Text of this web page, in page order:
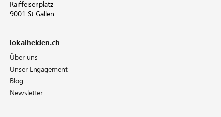
Raiffeisenplatz
9001 St.Gallen
lokalhelden.ch
Über uns
Unser Engagement
Blog
Newsletter